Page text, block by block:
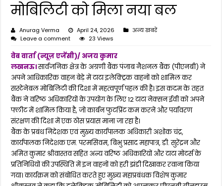
मोबिलिटी को मिला नया बल
Anurag Verma April 24, 2026
अन्य खबरें
Leave a comment
23 Views
वेब वार्ता (न्यूज़ एजेंसी)/ अजय कुमार
लखनऊ।सार्वजनिक क्षेत्र के अग्रणी बैंक पंजाब नैशनल बैंक (पीएनबी) ने
अपने आधिकारिक वाहन बेड़े में टाटा इलेक्ट्रिक वाहनों को शामिल कर
सस्टेनेबल मोबिलिटी की दिशा में महत्वपूर्ण पहल की है। इस कदम के तहत
बैंक ने वरिष्ठ अधिकारियों के उपयोग के लिए 12 टाटा नेक्सन ईवी को अपने
फ्लीट में शामिल किया है, जो कार्बन फुटप्रिंट कम करने और पर्यावरण
संरक्षण की दिशा में एक ठोस प्रयास माना जा रहा है।
बैंक के प्रबंध निदेशक एवं मुख्य कार्यपालक अधिकारी अशोक चंद्र,
कार्यपालक निदेशक एम. परमसिवम, बिभु प्रसाद महापात्र, डी. सुरेंद्रन और
अमित कुमार श्रीवास्तव सहित अन्य वरिष्ठ अधिकारियों और टाटा मोटर्स के
प्रतिनिधियों की उपस्थिति में इन वाहनों को हरी झंडी दिखाकर रवाना किया
गया। कार्यक्रम को संबोधित करते हुए मुख्य महाप्रबंधक विशेष कुमार